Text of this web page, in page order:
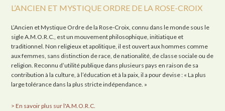
L’ANCIEN ET MYSTIQUE ORDRE DE LA ROSE-CROIX
L’Ancien et Mystique Ordre de la Rose-Croix, connu dans le monde sous le
sigle A.M.O.R.C., est un mouvement philosophique, initiatique et
traditionnel. Non religieux et apolitique, il est ouvert aux hommes comme
aux femmes, sans distinction de race, de nationalité, de classe sociale ou de
religion. Reconnu d’utilité publique dans plusieurs pays en raison de sa
contribution à la culture, à l’éducation et à la paix, il a pour devise : « La plus
large tolérance dans la plus stricte indépendance. »
> En savoir plus sur l'A.M.O.R.C.